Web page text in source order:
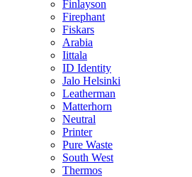
Finlayson
Firephant
Fiskars
Arabia
Iittala
ID Identity
Jalo Helsinki
Leatherman
Matterhorn
Neutral
Printer
Pure Waste
South West
Thermos